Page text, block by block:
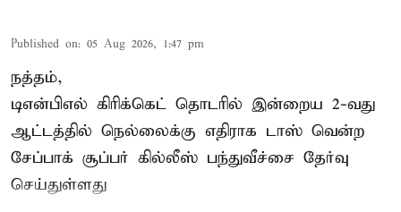
Published on: 05 Aug 2026, 1:47 pm
நத்தம்,
டிஎன்பிஎல் கிரிக்கெட் தொடரில் இன்றைய 2-வது
ஆட்டத்தில் நெல்லைக்கு எதிராக டாஸ் வென்ற
சேப்பாக் சூப்பர் கில்லீஸ் பந்துவீச்சை தேர்வு
செய்துள்ளது